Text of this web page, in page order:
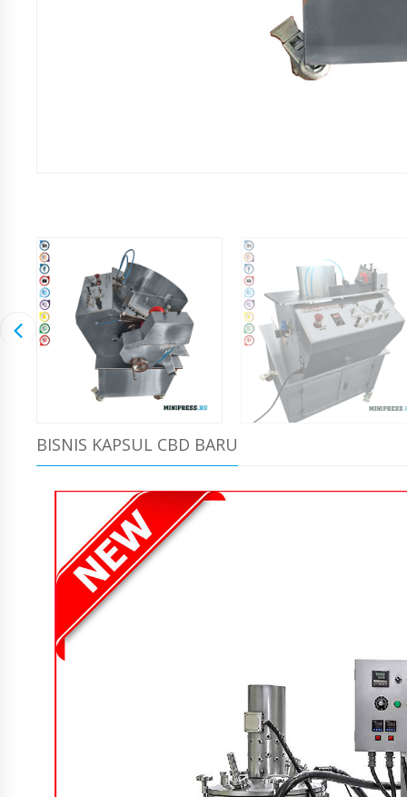
BISNIS KAPSUL CBD BARU